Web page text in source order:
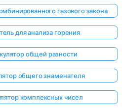
газового закона
для анализа горения
общей разности
общего знаменателя
комплексных чисел